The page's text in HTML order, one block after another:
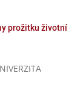
prožitku životní